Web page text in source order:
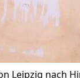
Leipzig nach